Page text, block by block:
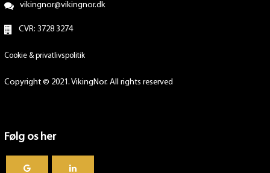
vikingnor@vikingnor.dk
CVR: 3728 3274
Cookie & privatlivspolitik
Copyright © 2021. VikingNor. All rights reserved
Følg os her